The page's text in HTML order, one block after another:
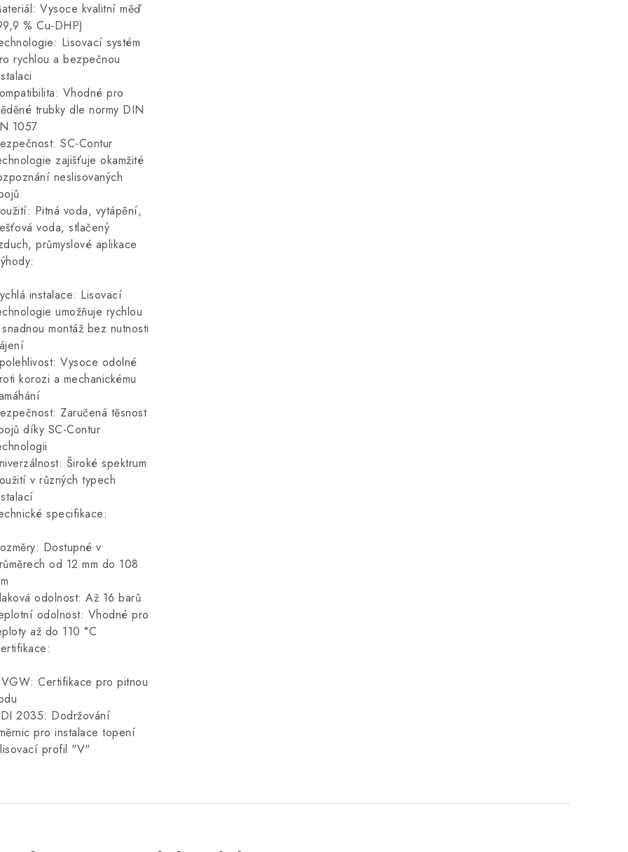
Vysoce kvalitní měď
% Cu-DHP)
Lisovací systém
rychlou a bezpečnou
Vhodné pro
trubky dle normy DIN
1057
SC-Contur
zajišťuje okamžité
neslisovaných
Pitná voda, vytápění,
voda, stlačený
průmyslové aplikace
instalace: Lisovací
umožňuje rychlou
montáž bez nutnosti
Vysoce odolné
korozi a mechanickému
Zaručená těsnost
díky SC-Contur
Široké spektrum
v různých typech
specifikace:
Dostupné v
od 12 mm do 108
odolnost: Až 16 barů
odolnost: Vhodné pro
až do 110 °C
Certifikace pro pitnou
2035: Dodržování
pro instalace topení
profil "V"